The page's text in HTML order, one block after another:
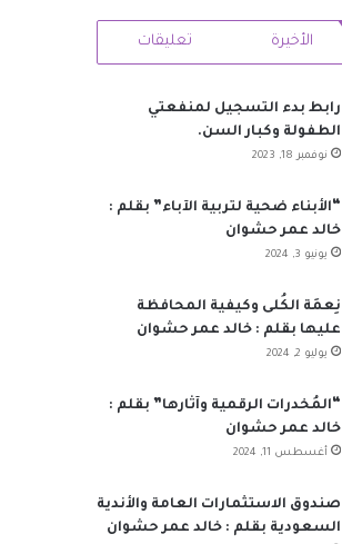
RSS
الأخيرة تعليقات
رابط بدء التسجيل لمنفعتي
الطفولة وكبار السن.
نوفمبر 18, 2023
“الأبناء ضحية لتربية الآباء” بقلم :
خالد عمر حشوان
يونيو 3, 2024
نِعمَة الكُلى وكيفية المحافظة
عليها بقلم : خالد عمر حشوان
يوليو 2, 2024
“المُخدرات الرقمية وآثارها” بقلم :
خالد عمر حشوان
أغسطس 11, 2024
صندوق الاستثمارات العامة والأندية
السعودية بقلم : خالد عمر حشوان